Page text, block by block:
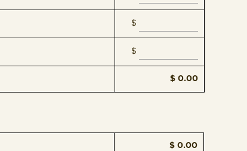
$
$
$ 0.00
$ 0.00